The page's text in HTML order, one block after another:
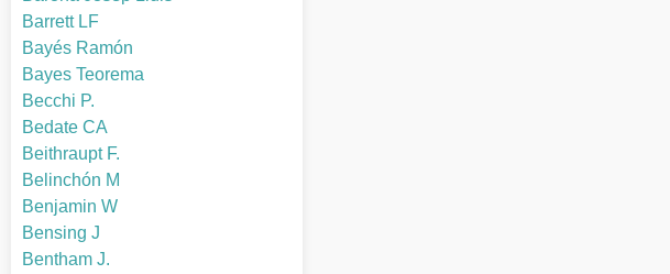
Barrett LF
Bayés Ramón
Bayes Teorema
Becchi P.
Bedate CA
Beithraupt F.
Belinchón M
Benjamin W
Bensing J
Bentham J.